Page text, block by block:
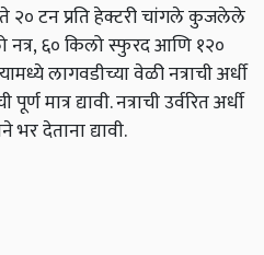
ते २० टन प्रति हेक्टरी चांगले कुजलेले
नत्र, ६० किलो स्फुरद आणि १२०
लागवडीच्या वेळी नत्राची अर्धी
मात्र द्यावी. नत्राची उर्वरित अर्धी
भर देताना द्यावी.